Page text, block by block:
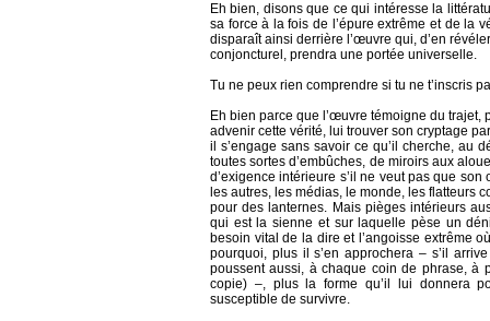
Eh bien, disons que ce qui intéresse la
sa force à la fois de l’épure extrême et de la
disparaît ainsi derrière l’œuvre qui, d’en
conjoncturel, prendra une portée universelle.
Tu ne peux rien comprendre si tu ne t’inscris
Eh bien parce que l’œuvre témoigne du trajet,
advenir cette vérité, lui trouver son cryptage
il s’engage sans savoir ce qu’il cherche, au
toutes sortes d’embûches, de miroirs aux
d’exigence intérieure s’il ne veut pas que
les autres, les médias, le monde, les flatteurs
pour des lanternes. Mais pièges intérieurs
qui est la sienne et sur laquelle pèse un
besoin vital de la dire et l’angoisse extrême
pourquoi, plus il s’en approchera – s’il
poussent aussi, à chaque coin de phrase, à
copie) –, plus la forme qu’il lui donnera
susceptible de survivre.